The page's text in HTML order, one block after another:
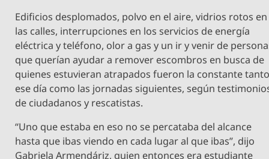
Edificios desplomados, polvo en el aire, vidrios rotos en
las calles, interrupciones en los servicios de energía
eléctrica y teléfono, olor a gas y un ir y venir de
que querían ayudar a remover escombros en busca de
quienes estuvieran atrapados fueron la constante
ese día como las jornadas siguientes, según
de ciudadanos y rescatistas.
“Uno que estaba en eso no se percataba del alcance
hasta que ibas viendo en cada lugar al que ibas”, dijo
Gabriela Armendáriz, quien entonces era estudiante